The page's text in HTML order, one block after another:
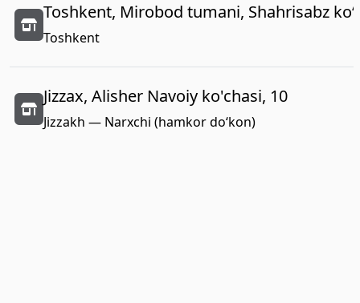
Toshkent, Mirobod tumani, Shahrisabz
Toshkent
Jizzax, Alisher Navoiy ko'chasi, 10
Jizzakh — Narxchi (hamkor do‘kon)